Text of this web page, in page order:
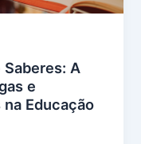
A
e
Educação